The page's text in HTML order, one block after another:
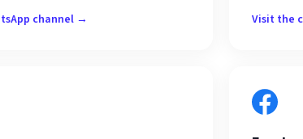
channel →
Visit the